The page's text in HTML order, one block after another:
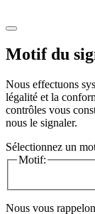
Motif du
Nous effectuons
légalité et la
contrôles vous
nous le signaler.
Sélectionnez un
Motif:
Nous vous